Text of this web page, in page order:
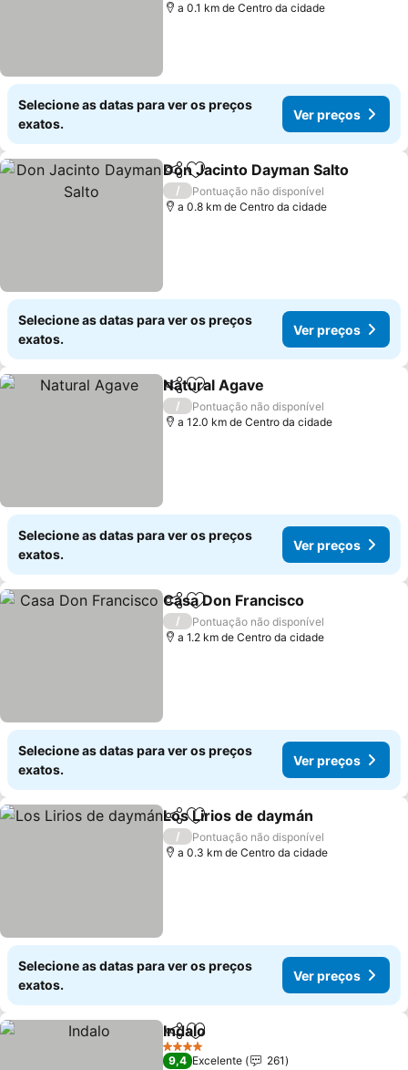
a 0.1 km de Centro da cidade
Selecione as datas para ver os preços
exatos.
Ver preços
PartilharAdicionar aos favoritos
Don Jacinto Dayman Salto
/
Pontuação não disponível
a 0.8 km de Centro da cidade
Selecione as datas para ver os preços
exatos.
Ver preços
PartilharAdicionar aos favoritos
Natural Agave
/
Pontuação não disponível
a 12.0 km de Centro da cidade
Selecione as datas para ver os preços
exatos.
Ver preços
PartilharAdicionar aos favoritos
Casa Don Francisco
/
Pontuação não disponível
a 1.2 km de Centro da cidade
Selecione as datas para ver os preços
exatos.
Ver preços
PartilharAdicionar aos favoritos
Los Lirios de daymán
/
Pontuação não disponível
a 0.3 km de Centro da cidade
Selecione as datas para ver os preços
exatos.
Ver preços
PartilharAdicionar aos favoritos
Indalo
4 Estrelas
9,4 Excelente 261